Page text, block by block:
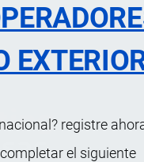
registre
el siguiente